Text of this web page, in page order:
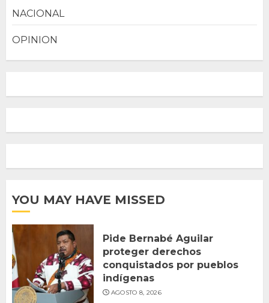
NACIONAL
OPINION
YOU MAY HAVE MISSED
Pide Bernabé Aguilar
proteger derechos
conquistados por pueblos
indígenas
AGOSTO 8, 2026